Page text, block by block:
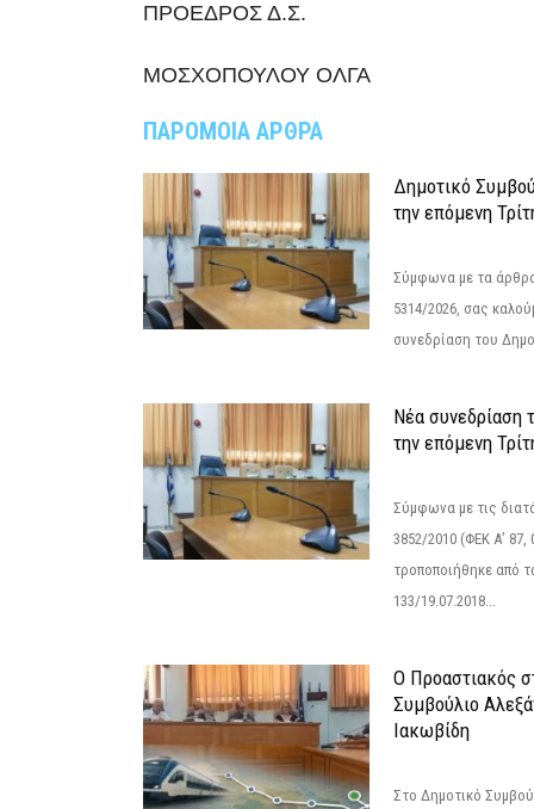
ΠΡΟΕΔΡΟΣ Δ.Σ.
ΜΟΣΧΟΠΟΥΛΟΥ ΟΛΓΑ
ΠΑΡΟΜΟΙΑ ΑΡΘΡΑ
Δημοτικό
την επόμενη
Σύμφωνα με τα
5314/2026, σας
συνεδρίαση του
Νέα συνεδρίαση
την επόμενη
Σύμφωνα με τις
3852/2010 (ΦΕΚ Α’ 87,
τροποποιήθηκε από
133/19.07.2018...
Ο Προαστιακός
Συμβούλιο
Ιακωβίδη
Στο Δημοτικό